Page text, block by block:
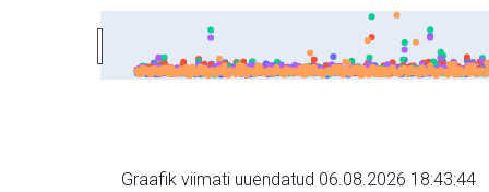
Graafik viimati uuendatud 06.08.2026 18:43:44